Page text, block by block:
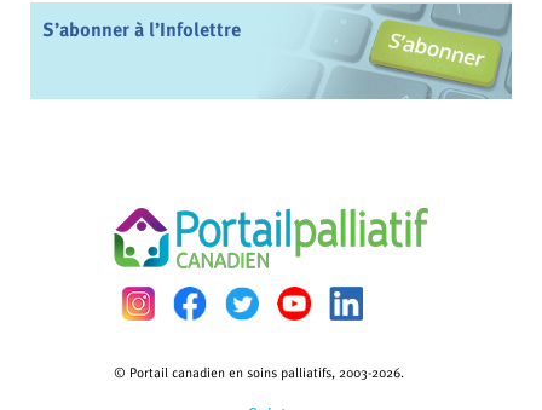
S’abonner à l’Infolettre
© Portail canadien en soins palliatifs, 2003-2026.